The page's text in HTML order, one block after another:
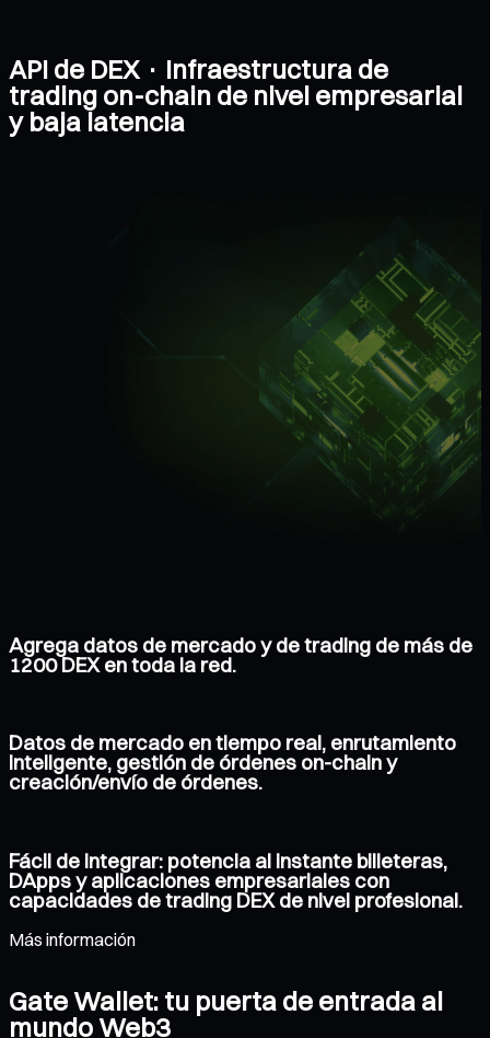
API de DEX · Infraestructura de
trading on-chain de nivel empresarial
y baja latencia
Agrega datos de mercado y de trading de más de
1200 DEX en toda la red.
Datos de mercado en tiempo real, enrutamiento
inteligente, gestión de órdenes on-chain y
creación/envío de órdenes.
Fácil de integrar: potencia al instante billeteras,
DApps y aplicaciones empresariales con
capacidades de trading DEX de nivel profesional.
Más información
Gate Wallet: tu puerta de entrada al
mundo Web3